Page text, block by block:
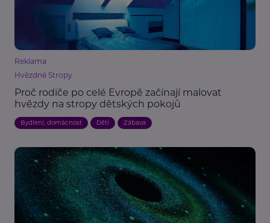
Reklama
Hvězdné Stropy
Proč rodiče po celé Evropě začínají malovat
hvězdy na stropy dětských pokojů
Bydlení, domácnost Děti Zábava